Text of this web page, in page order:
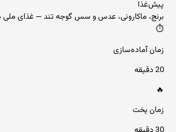
پیش‌غذا
برنج، ماکارونی، عدس و سس گوجه تند — غذای ملی
⏱️
زمان آماده‌سازی
20 دقیقه
🔥
زمان پخت